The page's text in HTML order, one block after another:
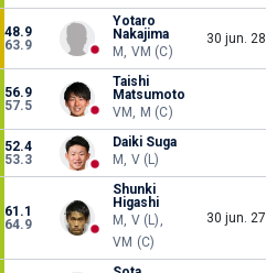
48.9
63.9
Yotaro
Nakajima
M, VM (C)
30 jun. 28
56.9
57.5
Taishi
Matsumoto
VM, M (C)
52.4
53.3
Daiki Suga
M, V (L)
61.1
64.9
Shunki
Higashi
M, V (L),
VM (C)
30 jun. 27